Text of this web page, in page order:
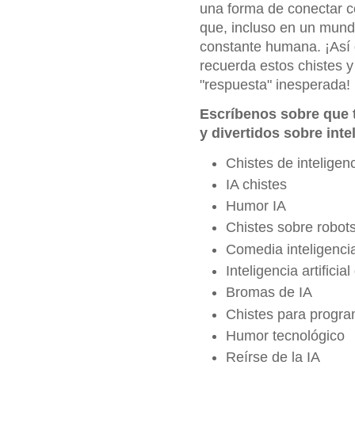
una forma de conectar
que, incluso en un
constante humana.
recuerda estos chistes
"respuesta" inesperada!
Escríbenos sobre que
y divertidos sobre
Chistes de
IA chistes
Humor IA
Chistes sobre
Comedia
Inteligencia artificial
Bromas de IA
Chistes para
Humor tecnológico
Reírse de la IA